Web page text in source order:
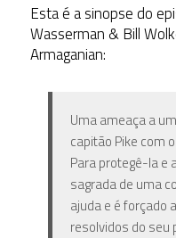
Esta é a sinopse do
Wasserman & Bill
Armaganian:
Uma ameaça a
capitão Pike com
Para protegê-la e
sagrada de uma
ajuda e é forçado
resolvidos do seu